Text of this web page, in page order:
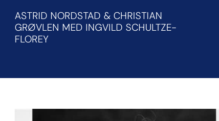
ASTRID NORDSTAD & CHRISTIAN
GRØVLEN MED INGVILD SCHULTZE-
FLOREY